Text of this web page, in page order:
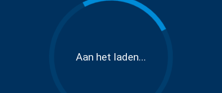
Aan het laden...